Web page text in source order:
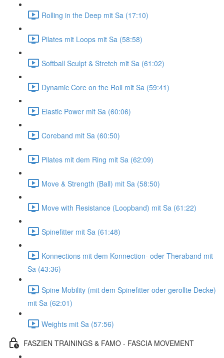
Rolling in the Deep mit Sa (17:10)
Pilates mit Loops mit Sa (58:58)
Softball Sculpt & Stretch mit Sa (61:02)
Dynamic Core on the Roll mit Sa (59:41)
Elastic Power mit Sa (60:06)
Coreband mit Sa (60:50)
Pilates mit dem Ring mit Sa (62:09)
Move & Strength (Ball) mit Sa (58:50)
Move with Resistance (Loopband) mit Sa (61:22)
Spinefitter mit Sa (61:48)
Konnections mit dem Konnection- oder Theraband mit
Sa (43:36)
Spine Mobility (mit dem Spinefitter oder gerollte Decke)
mit Sa (62:01)
Weights mit Sa (57:56)
FASZIEN TRAININGS & FAMO - FASCIA MOVEMENT